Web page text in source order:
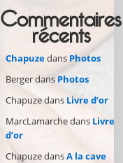
Commentaires
récents
Chapuzedans Photos
Bergerdans Photos
Chapuzedans Livre d’or
MarcLamarchedans Livre
d’or
ChapuzedansA la cave